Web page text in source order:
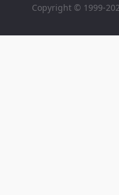
Copyright © 1999-